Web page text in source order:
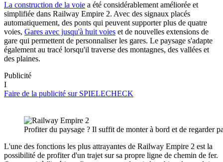
La construction de la voie a été considérablement améliorée et
simplifiée dans Railway Empire 2. Avec des signaux placés
automatiquement, des ponts qui peuvent supporter plus de quatre
voies, Gares avec jusqu'à huit voies et de nouvelles extensions de
gare qui permettent de personnaliser les gares. Le paysage s'adapte
également au tracé lorsqu'il traverse des montagnes, des vallées et
des plaines.
Publicité
I
Faire de la publicité sur SPIELECHECK
Profiter du paysage ? Il suffit de monter à bord et de regarder
L'une des fonctions les plus attrayantes de Railway Empire 2 est la
possibilité de profiter d'un trajet sur sa propre ligne de chemin de fer.